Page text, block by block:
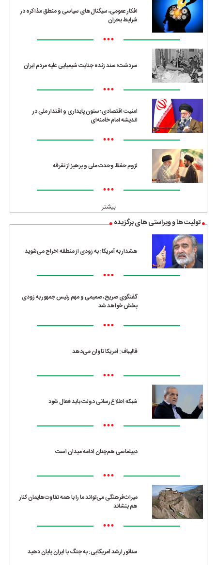
افکار عمومی، سیگنال‌های سیاسی و منطق مذاکره در
شرایط بحران
•••
سردشت؛ سند زنده جنایت شیمیایی علیه مردم ایران
•••
امنیت اقتصادی؛ ستون پایداری و اقتدار ملی در
اندیشه امام خامنه‌ای
•••
لزوم حفظ وحدت ملی و پرهیز از تفرقه
•••
بیشتر
توئیت ها و ویراستی های برگزیده
هشدار به آمریکا: به زودی از منطقه اخراج می‌شوید
•••
گفتگوی صریح، صمیمی و مهم رئیس جمهور به زودی
پخش خواهد شد
•••
قالیباف: آمریکا تاوان می‌دهد
•••
شبکه اطلاع‌رسانی دولت باید فعال شود
•••
دیپلماسی هم‌چنان ادامه میدان است
•••
میراث‌فرهنگی می‌تواند ما را با همه تفاوت‌هایمان کنار
هم بنشاند
•••
سناتور ارشد آمریکایی: به جنگ با ایران پایان دهید